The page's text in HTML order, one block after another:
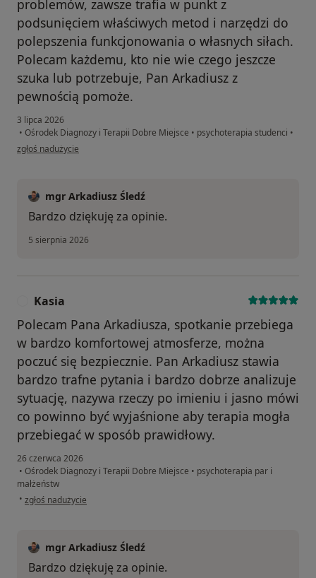
problemów, zawsze trafia w punkt z
podsunięciem właściwych metod i narzędzi do
polepszenia funkcjonowania o własnych siłach.
Polecam każdemu, kto nie wie czego jeszcze
szuka lub potrzebuje, Pan Arkadiusz z
pewnością pomoże.
3 lipca 2026
• Ośrodek Diagnozy i Terapii Dobre Miejsce • psychoterapia studenci •
w opinii użytkownika R Miauczyńska
zgłoś nadużycie
mgr Arkadiusz Śledź
Bardzo dziękuję za opinie.
5 sierpnia 2026
Kasia
Polecam Pana Arkadiusza, spotkanie przebiega
w bardzo komfortowej atmosferze, można
poczuć się bezpiecznie. Pan Arkadiusz stawia
bardzo trafne pytania i bardzo dobrze analizuje
sytuację, nazywa rzeczy po imieniu i jasno mówi
co powinno być wyjaśnione aby terapia mogła
przebiegać w sposób prawidłowy.
26 czerwca 2026
• Ośrodek Diagnozy i Terapii Dobre Miejsce • psychoterapia par i
małżeństw
• w opinii użytkownika Kasia
zgłoś nadużycie
mgr Arkadiusz Śledź
Bardzo dziękuję za opinie.